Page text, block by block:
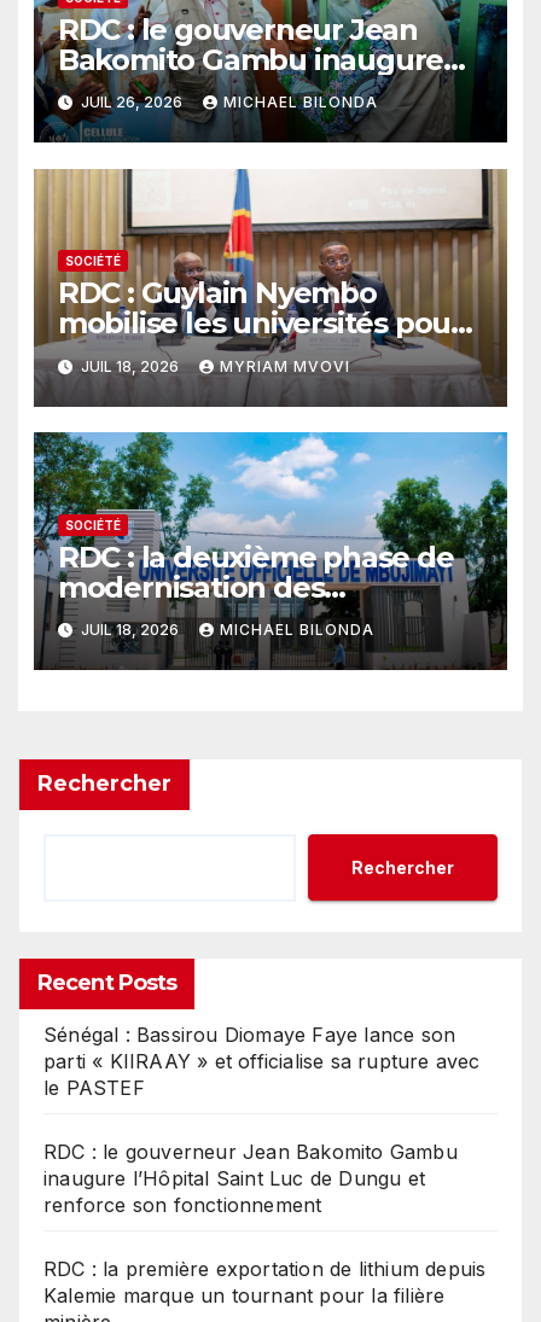
RDC : le gouverneur Jean
Bakomito Gambu inaugure
l’Hôpital Saint Luc de Dungu
et renforce son
fonctionnement
JUIL 26, 2026 MICHAEL BILONDA
SOCIÉTÉ
RDC : Guylain Nyembo
mobilise les universités pour
faire du RGPH-2 un levier de
développement
JUIL 18, 2026 MYRIAM MVOVI
SOCIÉTÉ
RDC : la deuxième phase de
modernisation des
infrastructures universitaires
est lancée – UOM
JUIL 18, 2026 MICHAEL BILONDA
Rechercher
Rechercher
Recent Posts
Sénégal : Bassirou Diomaye Faye lance son
parti « KIIRAAY » et officialise sa rupture avec
le PASTEF
RDC : le gouverneur Jean Bakomito Gambu
inaugure l’Hôpital Saint Luc de Dungu et
renforce son fonctionnement
RDC : la première exportation de lithium depuis
Kalemie marque un tournant pour la filière